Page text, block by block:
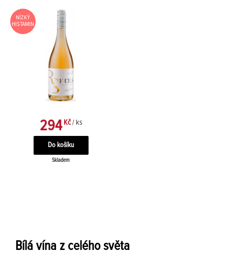
NÍZKÝ
HISTAMIN
294 Kč / ks
Skladem
Bílá vína z celého světa